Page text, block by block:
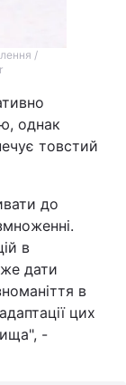
/
однак
товстий
до
в
дати
в
цих
-